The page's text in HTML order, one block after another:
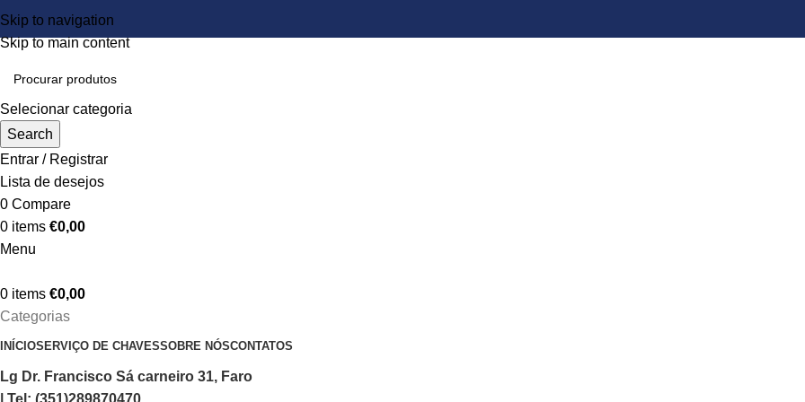
Skip to navigation
Skip to main content
Selecionar categoria
Search
Entrar / Registrar
Lista de desejos
0 Compare
0 items €0,00
Menu
0 items €0,00
Categorias
INÍCIOSERVIÇO DE CHAVESSOBRE NÓSCONTATOS
Lg Dr. Francisco Sá carneiro 31, Faro
| Tel: (351)289870470